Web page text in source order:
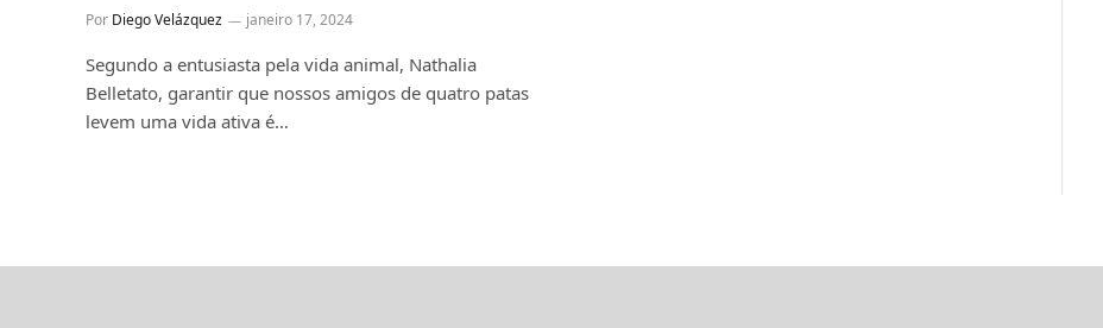
Por Diego Velázquez janeiro 17, 2024
Segundo a entusiasta pela vida animal, Nathalia
Belletato, garantir que nossos amigos de quatro patas
levem uma vida ativa é…